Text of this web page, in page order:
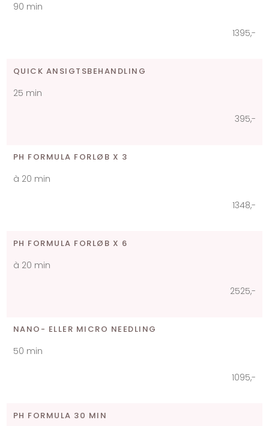
90 min
1395,-​
QUICK ANSIGTSBEHANDLING​
​25 min
395,-​
PH FORMULA FORLØB X 3​
à 20 min
1348,-​
PH FORMULA FORLØB X 6
​à 20 min
2525,-​
NANO- ELLER MICRO NEEDLING​
50 min
1095,-​
PH FORMULA 30 MIN​